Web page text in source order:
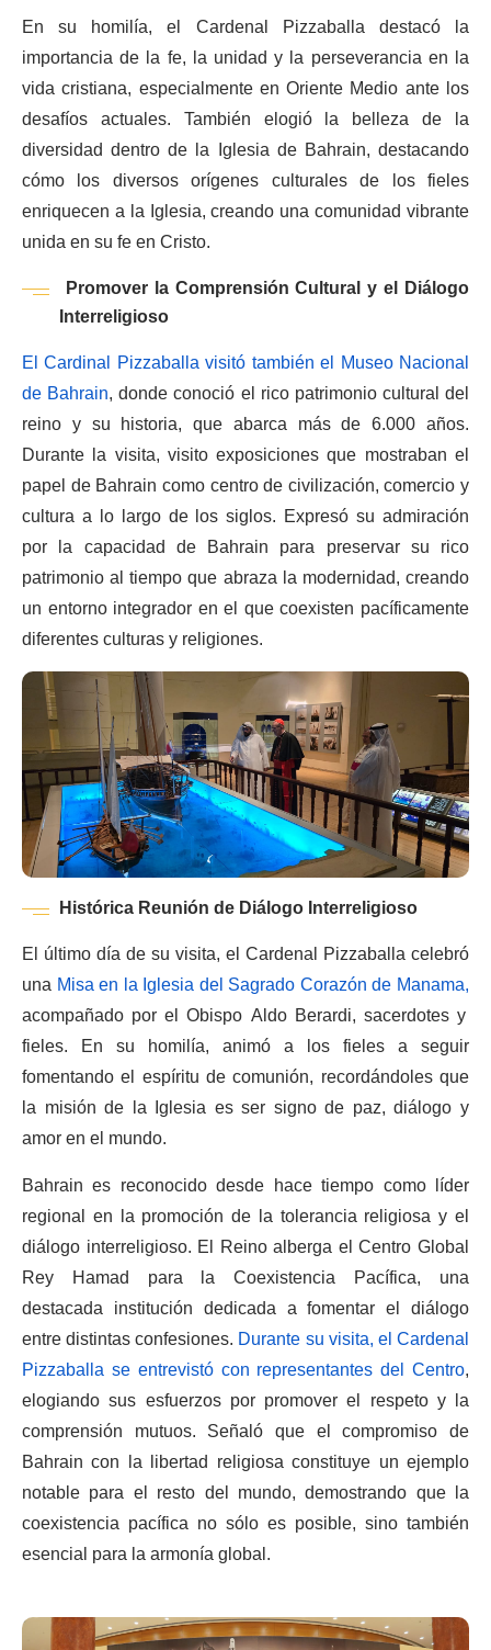
En su homilía, el Cardenal Pizzaballa destacó la
importancia de la fe, la unidad y la perseverancia en la
vida cristiana, especialmente en Oriente Medio ante los
desafíos actuales. También elogió la belleza de la
diversidad dentro de la Iglesia de Bahrain, destacando
cómo los diversos orígenes culturales de los fieles
enriquecen a la Iglesia, creando una comunidad vibrante
unida en su fe en Cristo.
Promover la Comprensión Cultural y el Diálogo
Interreligioso
El Cardinal Pizzaballa visitó también el Museo Nacional
de Bahrain,donde conoció el rico patrimonio cultural del
reino y su historia, que abarca más de 6.000 años.
Durante la visita, visito exposiciones que mostraban el
papel de Bahrain como centro de civilización, comercio y
cultura a lo largo de los siglos. Expresó su admiración
por la capacidad de Bahrain para preservar su rico
patrimonio al tiempo que abraza la modernidad, creando
un entorno integrador en el que coexisten pacíficamente
diferentes culturas y religiones.
Histórica Reunión de Diálogo Interreligioso
El último día de su visita, el Cardenal Pizzaballa celebró
unaMisa en la Iglesia del Sagrado Corazón de Manama,
acompañado por el Obispo Aldo Berardi, sacerdotes y
fieles. En su homilía, animó a los fieles a seguir
fomentando el espíritu de comunión, recordándoles que
la misión de la Iglesia es ser signo de paz, diálogo y
amor en el mundo.
Bahrain es reconocido desde hace tiempo como líder
regional en la promoción de la tolerancia religiosa y el
diálogo interreligioso. El Reino alberga el Centro Global
Rey Hamad para la Coexistencia Pacífica, una
destacada institución dedicada a fomentar el diálogo
entre distintas confesiones.Durante su visita, el Cardenal
Pizzaballa se entrevistó con representantes del Centro,
elogiando sus esfuerzos por promover el respeto y la
comprensión mutuos. Señaló que el compromiso de
Bahrain con la libertad religiosa constituye un ejemplo
notable para el resto del mundo, demostrando que la
coexistencia pacífica no sólo es posible, sino también
esencial para la armonía global.